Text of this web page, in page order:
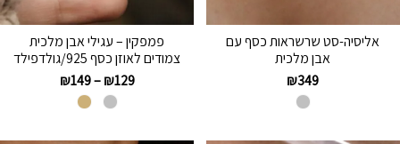
אליסיה-סט שרשראות כסף עם
אבן מלכית
₪349
פמפקין – עגילי אבן מלכית
צמודים לאוזן כסף 925/גולדפילד
₪129
–
₪149